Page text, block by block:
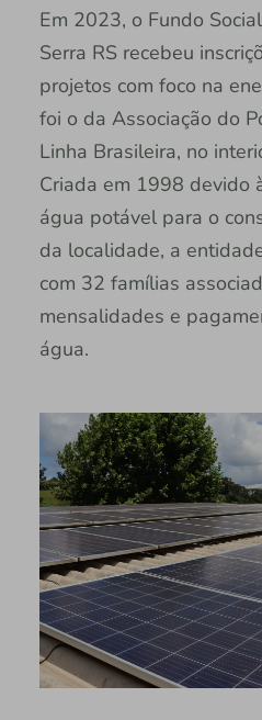
Em 2023, o Fundo
Serra RS recebeu
projetos com foco na
foi o da Associação do
Linha Brasileira, no
Criada em 1998 devido
água potável para o
da localidade, a
com 32 famílias
mensalidades e
água.